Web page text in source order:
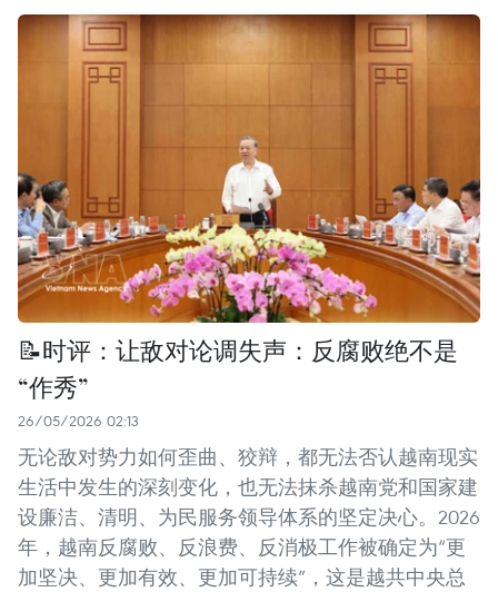
📝时评：让敌对论调失声：反腐败绝不是
“作秀”
26/05/2026 02:13
无论敌对势力如何歪曲、狡辩，都无法否认越南现实
生活中发生的深刻变化，也无法抹杀越南党和国家建
设廉洁、清明、为民服务领导体系的坚定决心。2026
年，越南反腐败、反浪费、反消极工作被确定为“更
加坚决、更加有效、更加可持续”，这是越共中央总